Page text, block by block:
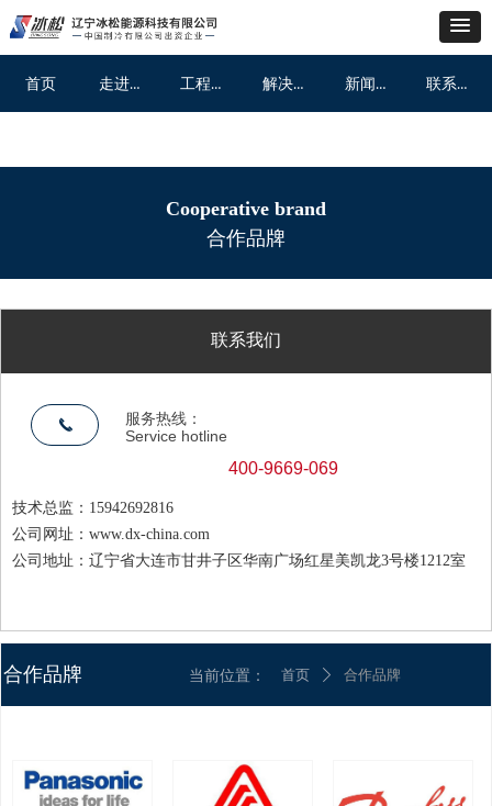
首页 走进冰松 工程案例 解决方案 新闻动态 联系我们
Cooperative brand
合作品牌
合作品牌 当前位置： 首页 ꄲ 合作品牌
联系我们
끅
服务热线：
Service hotline
400-9669-069
技术总监：15942692816
公司网址：www.dx-china.com
公司地址：辽宁省大连市甘井子区华南广场红星美凯龙3号楼1212室